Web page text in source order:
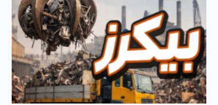
والحلول
العملية